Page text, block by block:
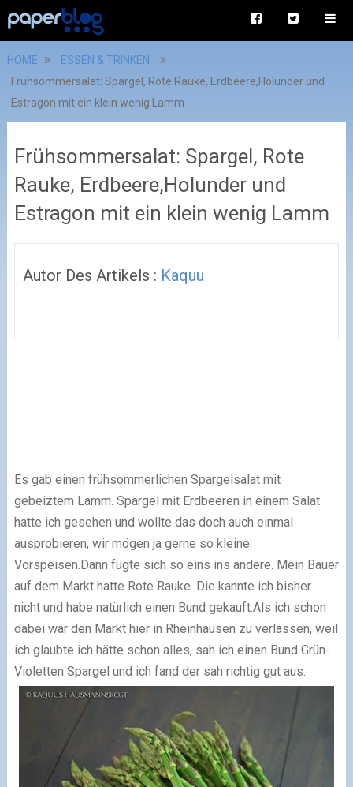
HOME
ESSEN & TRINKEN
Frühsommersalat: Spargel, Rote Rauke, Erdbeere,Holunder und
Estragon mit ein klein wenig Lamm
Frühsommersalat: Spargel, Rote
Rauke, Erdbeere,Holunder und
Estragon mit ein klein wenig Lamm
Autor Des Artikels : Kaquu
Es gab einen frühsommerlichen Spargelsalat mit
gebeiztem Lamm. Spargel mit Erdbeeren in einem Salat
hatte ich gesehen und wollte das doch auch einmal
ausprobieren, wir mögen ja gerne so kleine
Vorspeisen.Dann fügte sich so eins ins andere. Mein Bauer
auf dem Markt hatte Rote Rauke. Die kannte ich bisher
nicht und habe natürlich einen Bund gekauft.Als ich schon
dabei war den Markt hier in Rheinhausen zu verlassen, weil
ich glaubte ich hätte schon alles, sah ich einen Bund Grün-
Violetten Spargel und ich fand der sah richtig gut aus.